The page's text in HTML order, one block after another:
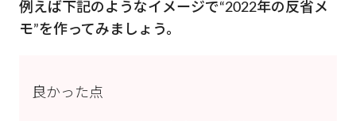
例えば下記のようなイメージで“2022年の反省メ
モ”を作ってみましょう。
良かった点